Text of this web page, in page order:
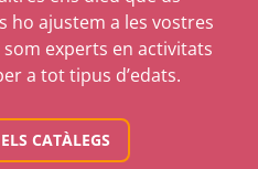
ho ajustem a les vostres
experts en activitats
a tot tipus d’edats.
CATÀLEGS